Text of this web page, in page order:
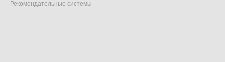
Рекомендательные системы